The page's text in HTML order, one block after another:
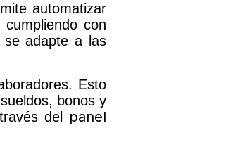
automatizar
con
se adapte a las
Esto
bonos y
del panel